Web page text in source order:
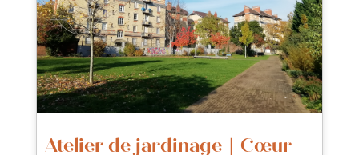
Atelier de jardinage｜Cœur